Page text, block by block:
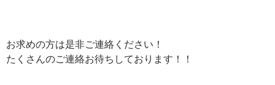
お求めの方は是非ご連絡ください！
たくさんのご連絡お待ちしております！！